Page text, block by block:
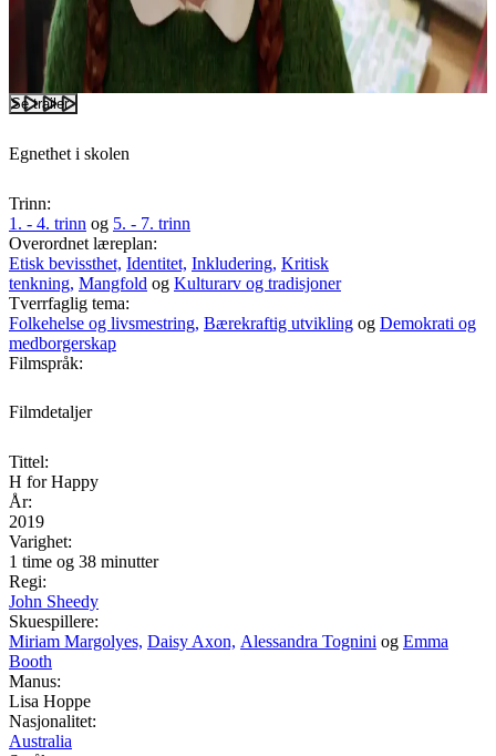
Se trailer
Egnethet i skolen
Trinn:
1. - 4. trinn og 5. - 7. trinn
Overordnet læreplan:
Etisk bevissthet, Identitet, Inkludering, Kritisk
tenkning, Mangfold og Kulturarv og tradisjoner
Tverrfaglig tema:
Folkehelse og livsmestring, Bærekraftig utvikling og Demokrati og
medborgerskap
Filmspråk:
Filmdetaljer
Tittel:
H for Happy
År:
2019
Varighet:
1 time og 38 minutter
Regi:
John Sheedy
Skuespillere:
Miriam Margolyes, Daisy Axon, Alessandra Tognini og Emma
Booth
Manus:
Lisa Hoppe
Nasjonalitet:
Australia